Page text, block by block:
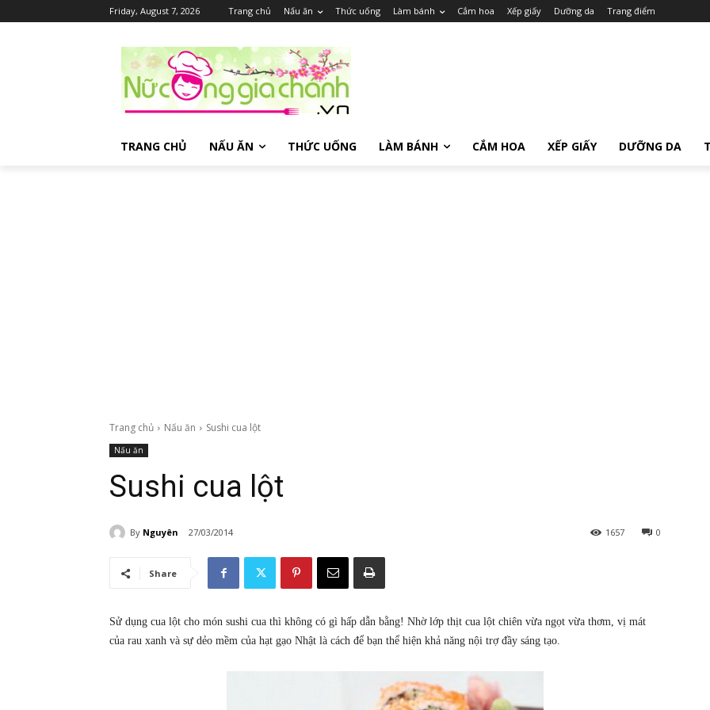
Friday, August 7, 2026 Trang chủ Nấu ăn Thức uống Làm bánh Cắm hoa Xếp giấy Dưỡng da Trang điểm
TRANG CHỦ NẤU ĂN THỨC UỐNG LÀM BÁNH CẮM HOA XẾP GIẤY DƯỠNG DA
Trang chủ Nấu ăn Sushi cua lột
Nấu ăn
Sushi cua lột
By Nguyên 27/03/2014 0
1657
Share
Sử dụng cua lột cho món sushi cua thì không có gì hấp dẫn bằng! Nhờ lớp thịt cua lột chiên vừa ngọt vừa thơm, vị mát
của rau xanh và sự dẻo mềm của hạt gạo Nhật là cách để bạn thể hiện khả năng nội trợ đầy sáng tạo.